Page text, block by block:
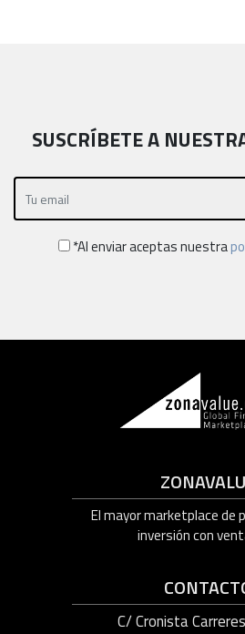
SUSCRÍBETE A
*Al enviar aceptas nuestra
El mayor marketplace de
inversión con
C/ Cronista